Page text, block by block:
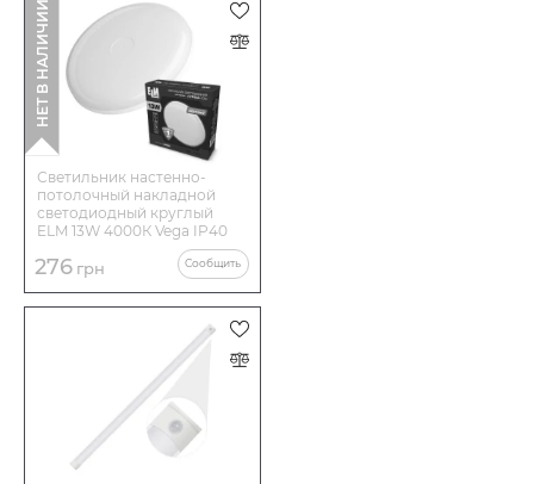
Светильник настенно-
потолочный накладной
светодиодный круглый
ELM 13W 4000К Vega IP40
276 грн Сообщить
НЕТ В НАЛИЧИИ